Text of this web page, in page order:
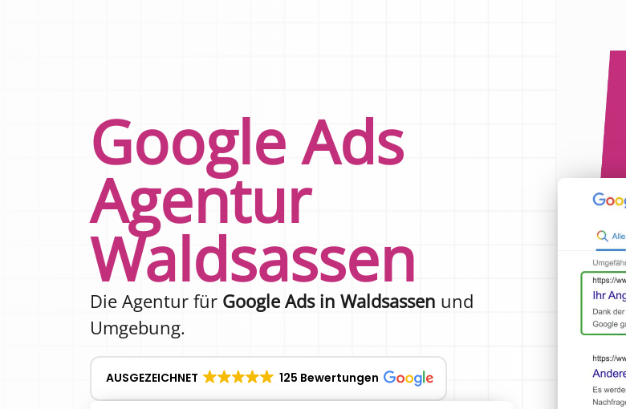
Google Ads
Agentur
Waldsassen
Die Agentur für Google Ads in Waldsassen und
Umgebung.
AUSGEZEICHNET 125 Bewertungen